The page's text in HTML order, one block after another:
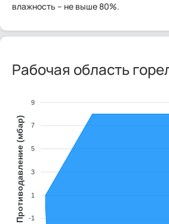
влажность – не выше 80%.
Рабочая область
9
7
5
3
1
-1
Противодавление (мбар)